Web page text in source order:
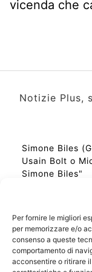
Per fornire le migliori
per memorizzare e/o
consenso a queste
comportamento di
acconsentire o ritirare
vicenda che
Notizie Plus,
Simone Biles
Usain Bolt o
Simone Biles"
Ora Esatta in
Ti Senti Strano
la Risonanza
Come Sapere